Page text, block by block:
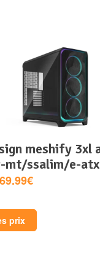
mt/ssalim/e-atx
prix